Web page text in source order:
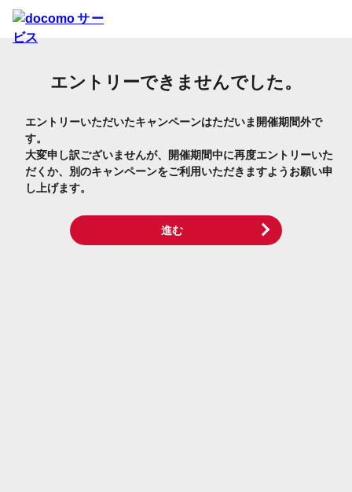
エントリーできませんでした。
エントリーいただいたキャンペーンはただいま開催期間外で
す。
大変申し訳ございませんが、開催期間中に再度エントリーいた
だくか、別のキャンペーンをご利用いただきますようお願い申
し上げます。
進む